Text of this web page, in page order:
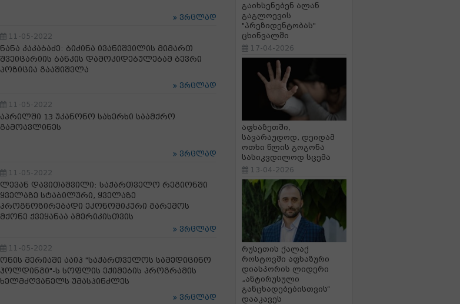
ვრცლად
11-05-2022
ნანა კაკაბაძე: ბიძინა ივანიშვილის მიმართ
შვეიცარიის ბანკის დამოკიდებულებამ ბევრი
პოზიცია გააშიშვლა
ვრცლად
11-05-2022
აპრილში 13 უკანონო სახერხი საამქრო
გამოავლინეს
ვრცლად
11-05-2022
ლევან დავითაშვილი: საქართველო რეგიონში
ყველაზე სტაბილური, ყველაზე
პროგნოზირებადი ეკონომიკური გარემოს
მქონე ქვეყანაა ამერიკისთვის
ვრცლად
11-05-2022
ონის მერიაში ააიპ "საქართველოს სამედიცინო
ჰოლდინგი"-ს სოფლის ექიმების პროგრამის
ხელმძღვანელს უმასპინძლეს
ვრცლად
გაიხსენებენ ალან
გაგლოევის
"პრეზიდენტობას"
ცხინვალში
17-04-2026
აფხაზეთში,
სავარაუდოდ, დეიდამ
ოთხი წლის გოგონა
სასიკვდილოდ სცემა
13-04-2026
რუსეთის ქალაქ
როსტოვში აფხაზური
დიასპორის ლიდერი
„ანტირუსული
განცხადებებისთვის“
დააკავეს